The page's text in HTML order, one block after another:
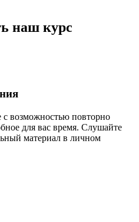
наш курс
возможностью повторно
для вас время. Слушайте
материал в личном